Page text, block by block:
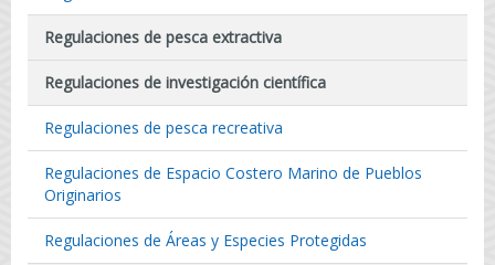
Regulaciones de pesca extractiva
Regulaciones de investigación científica
Regulaciones de pesca recreativa
Regulaciones de Espacio Costero Marino de Pueblos
Originarios
Regulaciones de Áreas y Especies Protegidas